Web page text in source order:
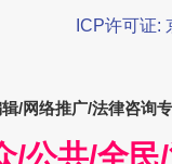
ICP许可证:
/网络推广/法律咨询专
/公共/全